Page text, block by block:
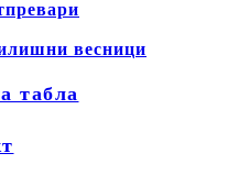
весници
табла